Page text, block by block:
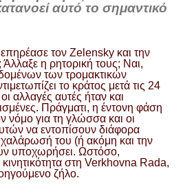
αυτό το σημαντικό
τον Zelensky και την
η ρητορική τους; Ναι,
των τρομακτικών
το κράτος μετά τις 24
αλλαγές αυτές ήταν και
Πράγματι, η έντονη φάση
νόμο για τη γλώσσα και οι
να εντοπίσουν διάφορα
του (ή ακόμη και την
υποχωρήσει. Ωστόσο,
στη Verkhovna Rada,
ζήλο.